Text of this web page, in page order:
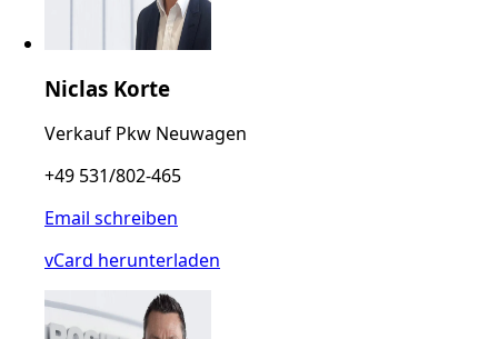
Niclas Korte
Verkauf Pkw Neuwagen
+49 531/802-465
Email schreiben
vCard herunterladen